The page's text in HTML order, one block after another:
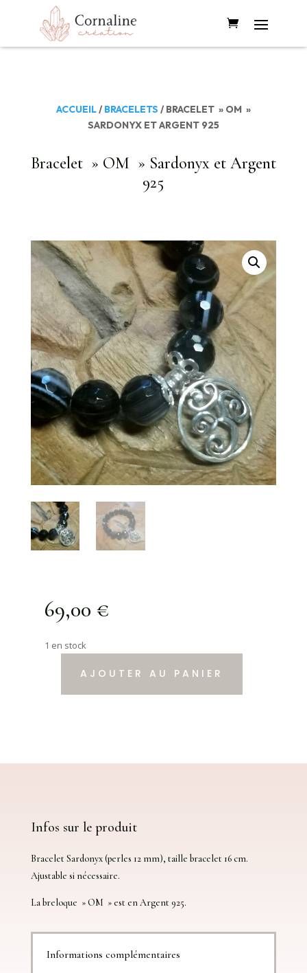
ACCUEIL/ BRACELETS / BRACELET » OM »
SARDONYX ET ARGENT 925
Bracelet » OM » Sardonyx et Argent
925
69,00 €
1 en stock
quantité
925
AJOUTER AU PANIER
Infos sur le produit
Bracelet Sardonyx (perles 12 mm), taille bracelet 16 cm.
Ajustable si nécessaire.
La breloque » OM » est en Argent 925.
Informations complémentaires